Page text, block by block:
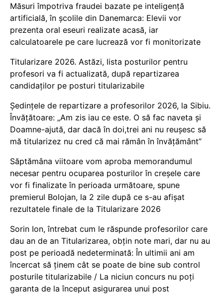
Măsuri împotriva fraudei bazate pe inteligență
artificială, în școlile din Danemarca: Elevii vor
prezenta oral eseuri realizate acasă, iar
calculatoarele pe care lucrează vor fi monitorizate
Titularizare 2026. Astăzi, lista posturilor pentru
profesori va fi actualizată, după repartizarea
candidaților pe posturi titularizabile
Ședințele de repartizare a profesorilor 2026, la Sibiu.
Învățătoare: „Am zis iau ce este. O să fac naveta și
Doamne-ajută, dar dacă în doi,trei ani nu reușesc să
mă titularizez nu cred că mai rămân în învățământ”
Săptămâna viitoare vom aproba memorandumul
necesar pentru ocuparea posturilor în creșele care
vor fi finalizate în perioada următoare, spune
premierul Bolojan, la 2 zile după ce s-au afișat
rezultatele finale de la Titularizare 2026
Sorin Ion, întrebat cum le răspunde profesorilor care
dau an de an Titularizarea, obțin note mari, dar nu au
post pe perioadă nedeterminată: În ultimii ani am
încercat să ținem cât se poate de bine sub control
posturile titularizabile / La niciun concurs nu poți
garanta de la început asigurarea unui post